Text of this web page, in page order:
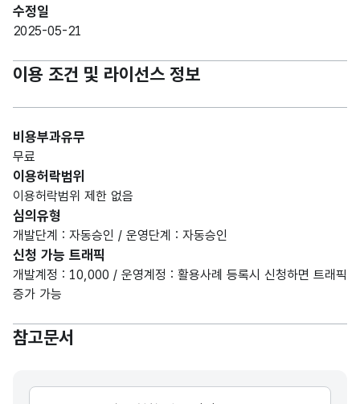
수정일
2025-05-21
이용 조건 및 라이선스 정보
비용부과유무
무료
이용허락범위
이용허락범위 제한 없음
심의유형
개발단계 : 자동승인 / 운영단계 : 자동승인
신청 가능 트래픽
개발계정 : 10,000 / 운영계정 : 활용사례 등록시 신청하면 트래픽
증가 가능
참고문서